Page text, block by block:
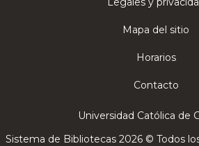
Mapa del sitio
Horarios
Contacto
Universidad Católica de
Sistema de Bibliotecas 2026 © Todos